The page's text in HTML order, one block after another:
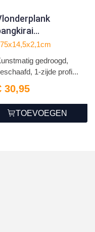
gedroogd,
1-zijde profi...
30,95
TOEVOEGEN